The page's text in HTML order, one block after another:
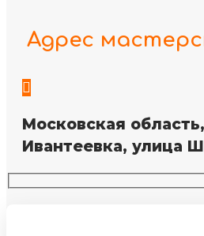
Адрес

Московская
Ивантеевка, улица